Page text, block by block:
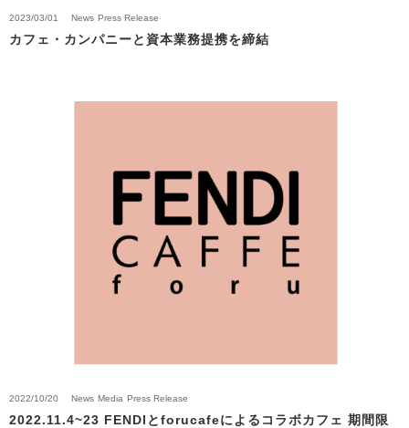
2023/03/01 News Press Release
カフェ・カンパニーと資本業務提携を締結
2022/10/20 News Media Press Release
2022.11.4~23 FENDIとforucafeによるコラボカフェ 期間限